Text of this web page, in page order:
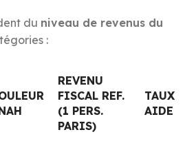
du niveau de revenus du
:
REVENU
FISCAL REF.
(1 PERS.
PARIS)
TAUX
AIDE